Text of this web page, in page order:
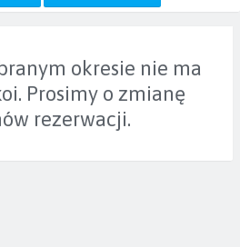
okresie nie ma
Prosimy o zmianę
rezerwacji.